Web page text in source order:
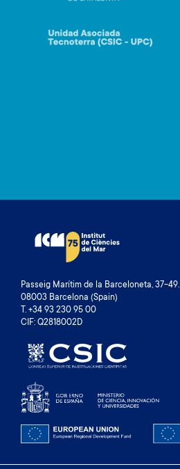
Passeig Marítim de la Barceloneta, 37-49.
08003 Barcelona (Spain)
T. +34 93 230 95 00
CIF: Q2818002D